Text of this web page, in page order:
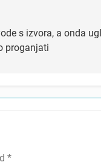
s izvora, a onda
proganjati
*